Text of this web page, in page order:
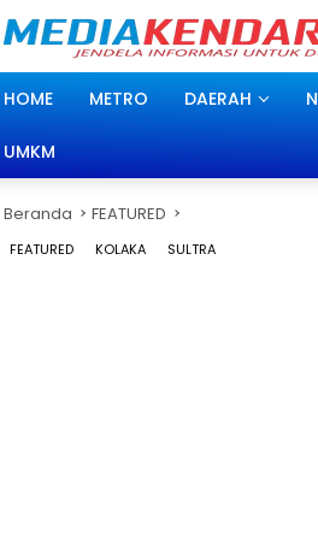
HOME METRO DAERAH
UMKM
Beranda FEATURED
FEATURED KOLAKA SULTRA